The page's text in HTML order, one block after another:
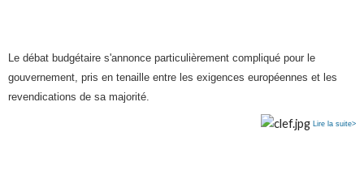
Le débat budgétaire s'annonce particulièrement compliqué pour le
gouvernement, pris en tenaille entre les exigences européennes et les
revendications de sa majorité.
Lire la suite>